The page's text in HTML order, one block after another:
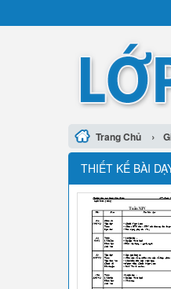
Trang Chủ ›
THIẾT KẾ BÀI